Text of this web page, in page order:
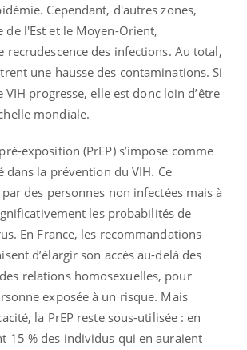
Cependant, d'autres zones,
de l'Est et le Moyen-Orient,
recrudescence des infections. Au total,
une hausse des contaminations. Si
progresse, elle est donc loin d’être
mondiale.
exposition (PrEP) s’impose comme
dans la prévention du VIH. Ce
des personnes non infectées mais à
les probabilités de
En France, les recommandations
d’élargir son accès au-delà des
relations homosexuelles, pour
exposée à un risque. Mais
la PrEP reste sous-utilisée : en
15 % des individus qui en auraient